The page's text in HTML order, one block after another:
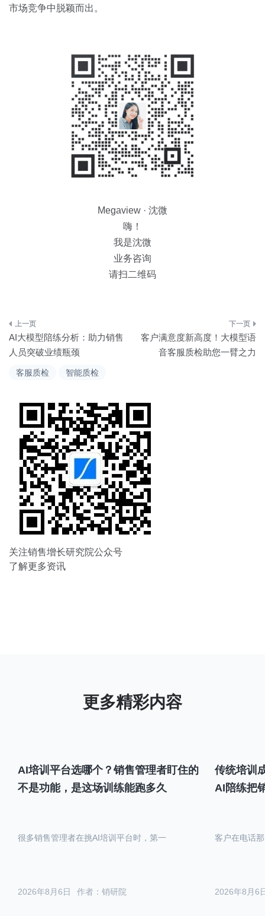
客服质检 智能质检
市场竞争中脱颖而出。
Megaview · 沈微
嗨！
我是沈微
业务咨询
请扫二维码
文
章
导
航
AI大模型陪练分析：助力销售
人员突破业绩瓶颈
客户满意度新高度！大模型语
音客服质检助您一臂之力
关注销售增长研究院公众号
了解更多资讯
AI培训平台选哪个？销售管理者盯住的
不是功能，是这场训练能跑多久
作者：销研院
2026年8月6日
很多销售管理者在挑AI培训平台时，第一
传统培训
AI陪练把
2026年8月6
客户在电话